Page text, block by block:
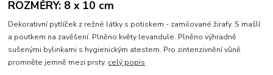
ROZMĚRY: 8 x 10 cm
Dekorativní pytlíček z režné látky s potiskem - zamilované žirafy. S mašlí
a poutkem na zavěšení. Plněno květy levandule. Plněno výhradně
sušenými bylinkami s hygienickým atestem. Pro zintenzivnění vůně
promněte jemně mezi prsty. celý popis